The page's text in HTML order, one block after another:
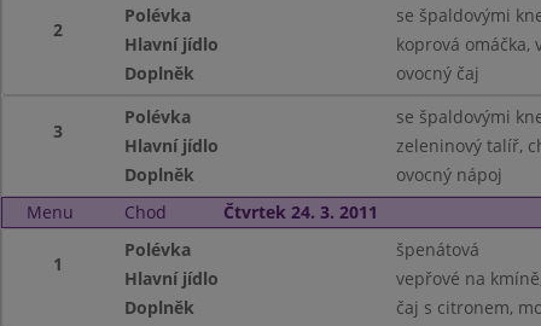
2
Polévka
se špaldovými
Hlavní jídlo
koprová omáčka,
Doplněk
ovocný čaj
3
Polévka
se špaldovými
Hlavní jídlo
zeleninový talíř,
Doplněk
ovocný nápoj
Menu
Chod Čtvrtek 24. 3. 2011
1
Polévka
špenátová
Hlavní jídlo
vepřové na
Doplněk
čaj s citronem,